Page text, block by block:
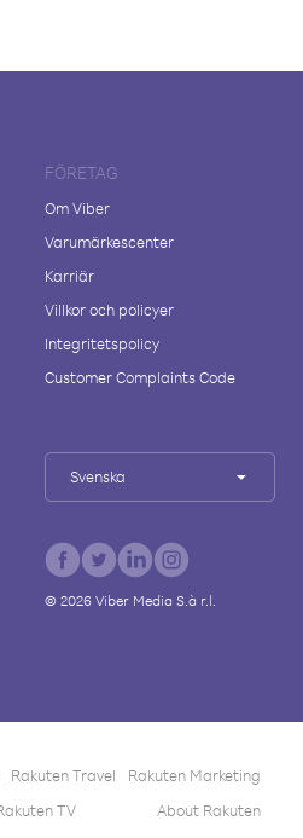
FÖRETAG
Om Viber
Varumärkescenter
Karriär
Villkor och policyer
Integritetspolicy
Customer Complaints Code
Svenska
© 2026Viber Media S.à r.l.
Rakuten Travel
Rakuten Marketing
TV About Rakuten